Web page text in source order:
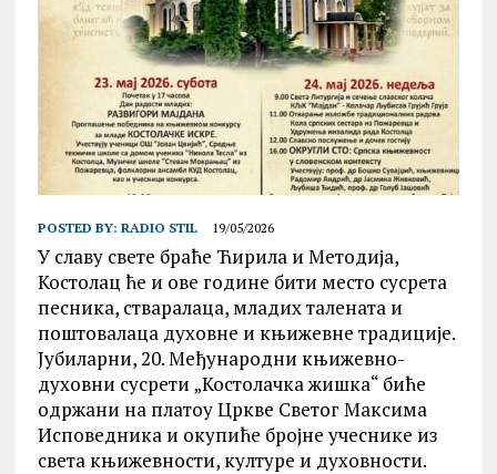
POSTED BY: RADIO STIL 19/05/2026
У славу свете браће Ћирила и Методија,
Костолац ће и ове године бити место сусрета
песника, стваралаца, младих талената и
поштовалаца духовне и књижевне традиције.
Јубиларни, 20. Међународни књижевно-
духовни сусрети „Костолачка жишка“ биће
одржани на платоу Цркве Светог Максима
Исповедника и окупиће бројне учеснике из
света књижевности, културе и духовности.